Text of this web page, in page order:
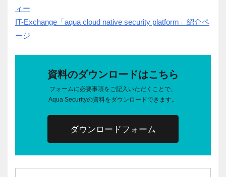
ィー
IT-Exchange「aqua cloud native security platform」紹介ペ
ージ
資料のダウンロードはこちら
フォームに必要事項をご記入いただくことで、
Aqua Securityの資料をダウンロードできます。
ダウンロードフォーム